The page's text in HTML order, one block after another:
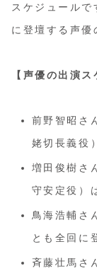
スケジュール
に登壇する声優
【声優の出演
前野智昭さ
姥切長義役
増田俊樹さ
守安定役）
鳥海浩輔さ
とも全回に
斉藤壮馬さ